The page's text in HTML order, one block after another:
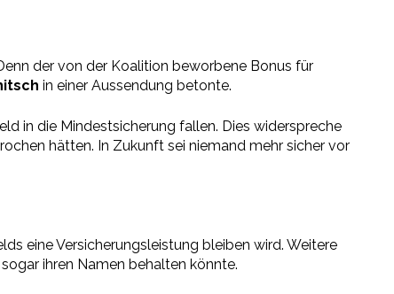
der von der Koalition beworbene Bonus für
in einer Aussendung betonte.
in die Mindestsicherung fallen. Dies widerspreche
hätten. In Zukunft sei niemand mehr sicher vor
eine Versicherungsleistung bleiben wird. Weitere
ihren Namen behalten könnte.